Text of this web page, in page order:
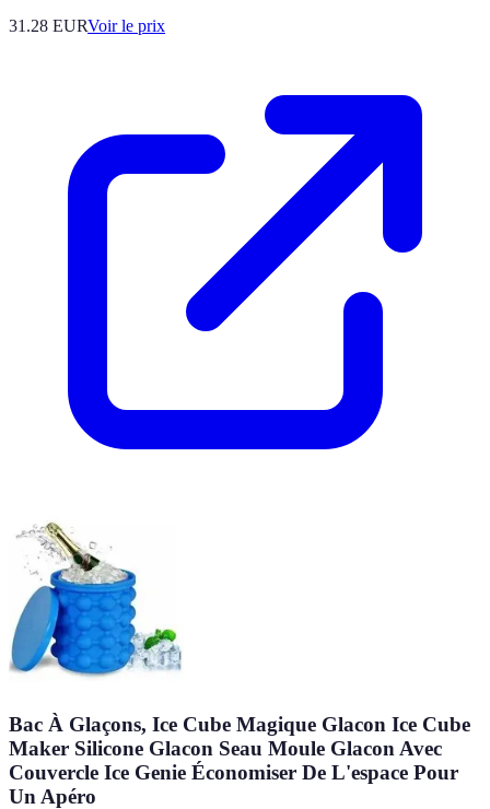
31.28 EURVoir le prix
Bac À Glaçons, Ice Cube Magique Glacon Ice Cube
Maker Silicone Glacon Seau Moule Glacon Avec
Couvercle Ice Genie Économiser De L'espace Pour
Un Apéro